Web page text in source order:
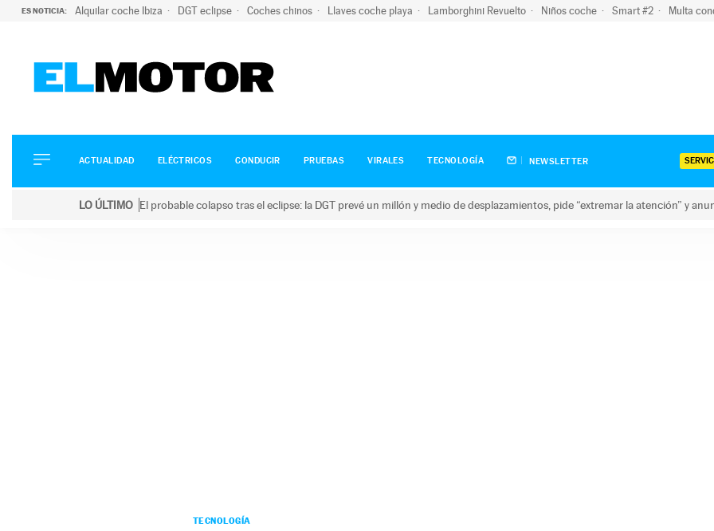
ES NOTICIA: Alquilar coche Ibiza DGT eclipse Coches chinos Llaves coche playa Lamborghini Revuelto Niños coche Smart #2 Multa
ELÉCTRICOS
CONDUCIR
ACTUALIDAD ELÉCTRICOS CONDUCIR PRUEBAS VIRALES TECNOLOGÍA NEWSLETTER
LO ÚLTIMO El probable colapso tras el eclipse: la DGT prevé un millón y medio de desplazamientos, pide “extremar la atención” y
TECNOLOGÍA